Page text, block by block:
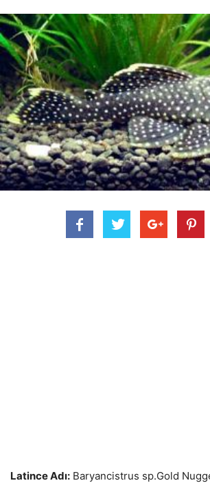
Latince Adı: Baryancistrus sp.Gold